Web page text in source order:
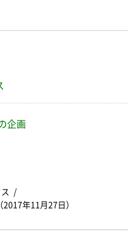
企画
年11月27日）